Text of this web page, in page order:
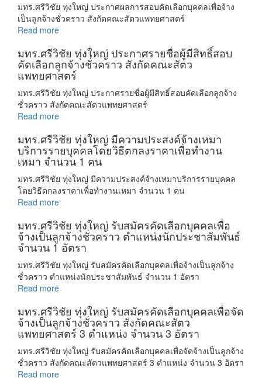
มทร.ศรีวิชัย ทุ่งใหญ่ ประกาศผลการสอบคัดเลือกบุคคลเพื่อจ้าง
เป็นลูกจ้างชั่วคราว สังกัดคณะสัตวแพทยศาสตร์
Read more
มทร.ศรีวิชัย ทุ่งใหญ่ ประกาศรายชื่อผู้มีสิทธิ์สอบ
คัดเลือกลูกจ้างชั่วคราว สังกัดคณะสัตว
แพทยศาสตร์
มทร.ศรีวิชัย ทุ่งใหญ่ ประกาศรายชื่อผู้มีสิทธิ์สอบคัดเลือกลูกจ้าง
ชั่วคราว สังกัดคณะสัตวแพทยศาสตร์
Read more
มทร.ศรีวิชัย ทุ่งใหญ่ มีความประสงค์จ้างเหมา
บริการรายบุคคลโดยวิธีตกลงราคาเพื่อทำงาน
เหมา จำนวน 1 คน
มทร.ศรีวิชัย ทุ่งใหญ่ มีความประสงค์จ้างเหมาบริการรายบุคคล
โดยวิธีตกลงราคาเพื่อทำงานเหมา จำนวน 1 คน
Read more
มทร.ศรีวิชัย ทุ่งใหญ่ รับสมัครคัดเลือกบุคคลเพื่อ
จ้างเป็นลูกจ้างชั่วคราว ตำแหน่งนักประชาสัมพันธ์
จำนวน 1 อัตรา
มทร.ศรีวิชัย ทุ่งใหญ่ รับสมัครคัดเลือกบุคคลเพื่อจ้างเป็นลูกจ้าง
ชั่วคราว ตำแหน่งนักประชาสัมพันธ์ จำนวน 1 อัตรา
Read more
มทร.ศรีวิชัย ทุ่งใหญ่ รับสมัครคัดเลือกบุคคลเพื่อจัด
จ้างเป็นลูกจ้างชั่วคราว สังกัดคณะสัตว
แพทยศาสตร์ 3 ตำแหน่ง จำนวน 3 อัตรา
มทร.ศรีวิชัย ทุ่งใหญ่ รับสมัครคัดเลือกบุคคลเพื่อจัดจ้างเป็นลูกจ้าง
ชั่วคราว สังกัดคณะสัตวแพทยศาสตร์ 3 ตำแหน่ง จำนวน 3 อัตรา
Read more